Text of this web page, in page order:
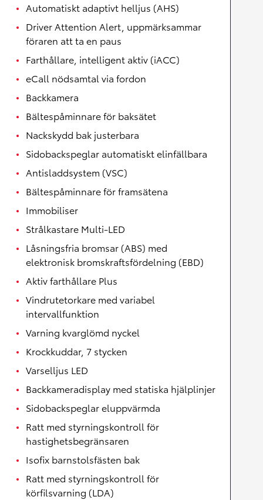
Automatiskt adaptivt helljus (AHS)
Driver Attention Alert, uppmärksammar
föraren att ta en paus
Farthållare, intelligent aktiv (iACC)
eCall nödsamtal via fordon
Backkamera
Bältespåminnare för baksätet
Nackskydd bak justerbara
Sidobackspeglar automatiskt elinfällbara
Antisladdsystem (VSC)
Bältespåminnare för framsätena
Immobiliser
Strålkastare Multi-LED
Låsningsfria bromsar (ABS) med
elektronisk bromskraftsfördelning (EBD)
Aktiv farthållare Plus
Vindrutetorkare med variabel
intervallfunktion
Varning kvarglömd nyckel
Krockkuddar, 7 stycken
Varselljus LED
Backkameradisplay med statiska hjälplinjer
Sidobackspeglar eluppvärmda
Ratt med styrningskontroll för
hastighetsbegränsaren
Isofix barnstolsfästen bak
Ratt med styrningskontroll för
körfilsvarning (LDA)